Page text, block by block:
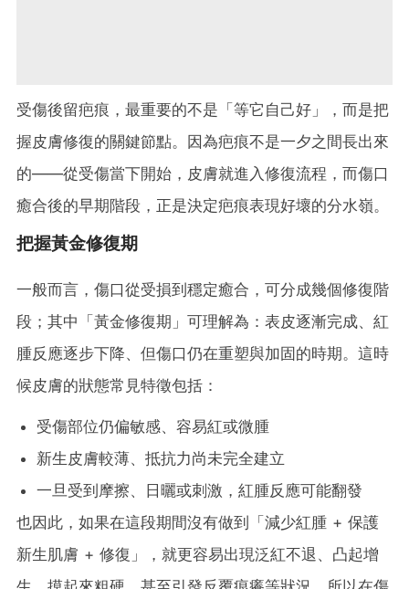
受傷後留疤痕，最重要的不是「等它自己好」，而是把
握皮膚修復的關鍵節點。因為疤痕不是一夕之間長出來
的——從受傷當下開始，皮膚就進入修復流程，而傷口
癒合後的早期階段，正是決定疤痕表現好壞的分水嶺。
把握黃金修復期
一般而言，傷口從受損到穩定癒合，可分成幾個修復階
段；其中「黃金修復期」可理解為：表皮逐漸完成、紅
腫反應逐步下降、但傷口仍在重塑與加固的時期。這時
候皮膚的狀態常見特徵包括：
受傷部位仍偏敏感、容易紅或微腫
新生皮膚較薄、抵抗力尚未完全建立
一旦受到摩擦、日曬或刺激，紅腫反應可能翻發
也因此，如果在這段期間沒有做到「減少紅腫 + 保護
新生肌膚 + 修復」，就更容易出現泛紅不退、凸起增